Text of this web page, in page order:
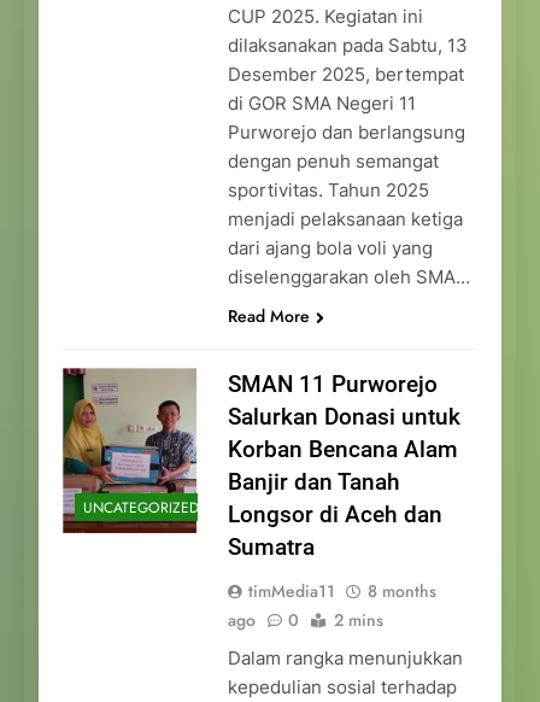
CUP 2025. Kegiatan ini
dilaksanakan pada Sabtu, 13
Desember 2025, bertempat
di GOR SMA Negeri 11
Purworejo dan berlangsung
dengan penuh semangat
sportivitas. Tahun 2025
menjadi pelaksanaan ketiga
dari ajang bola voli yang
diselenggarakan oleh SMA…
Read More
UNCATEGORIZED
SMAN 11 Purworejo
Salurkan Donasi untuk
Korban Bencana Alam
Banjir dan Tanah
Longsor di Aceh dan
Sumatra
timMedia11
8 months
ago
0 2 mins
Dalam rangka menunjukkan
kepedulian sosial terhadap